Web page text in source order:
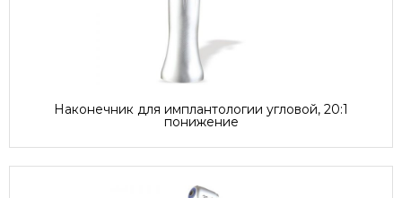
Наконечник для имплантологии угловой, 20:1
понижение